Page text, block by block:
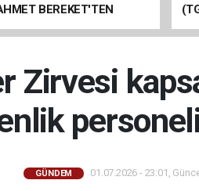
BEREKET'TEN
Zirvesi
GÜNDEM 01.07.2026 - 23:01,